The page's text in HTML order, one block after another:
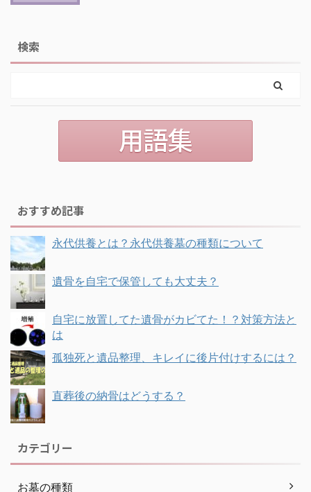
検索
おすすめ記事
永代供養とは？永代供養墓の種類について
遺骨を自宅で保管しても大丈夫？
自宅に放置してた遺骨がカビてた！？対策方法と
は
孤独死と遺品整理、キレイに後片付けするには？
直葬後の納骨はどうする？
カテゴリー
お墓の種類